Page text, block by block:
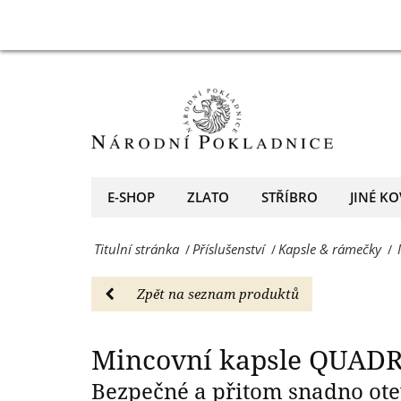
průměrem
mm,
kusů
E-SHOP ZLATO STŘÍBRO JINÉ
Titulní stránka /Příslušenství /Kapsle & rámečky /
Zpět na seznam produktů
Mincovní kapsle
Bezpečné a přitom snadno
Mincovní kapsle
mm,
-
rámečky
-
Národní
-